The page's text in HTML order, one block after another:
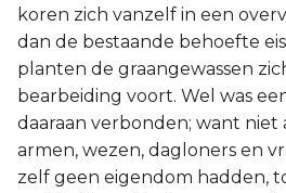
koren zich vanzelf in een
dan de bestaande behoefte
planten de graangewassen
bearbeiding voort. Wel was
daaraan verbonden; want niet
armen, wezen, dagloners en
zelf geen eigendom hadden,